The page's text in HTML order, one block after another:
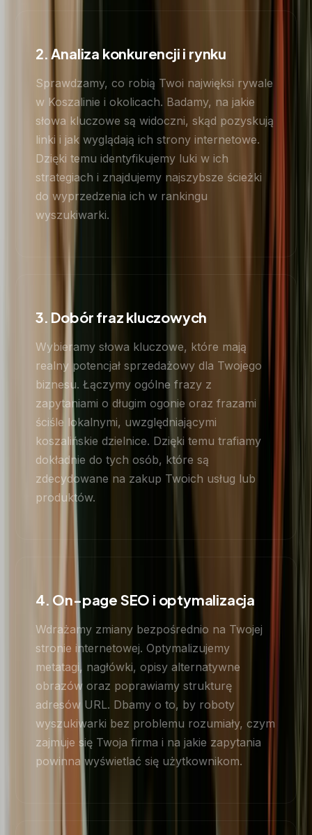
2. Analiza konkurencji i rynku
Sprawdzamy, co robią Twoi najwięksi rywale
w Koszalinie i okolicach. Badamy, na jakie
słowa kluczowe są widoczni, skąd pozyskują
linki i jak wyglądają ich strony internetowe.
Dzięki temu identyfikujemy luki w ich
strategiach i znajdujemy najszybsze ścieżki
do wyprzedzenia ich w rankingu
wyszukiwarki.
3. Dobór fraz kluczowych
Wybieramy słowa kluczowe, które mają
realny potencjał sprzedażowy dla Twojego
biznesu. Łączymy ogólne frazy z
zapytaniami o długim ogonie oraz frazami
ściśle lokalnymi, uwzględniającymi
koszalińskie dzielnice. Dzięki temu trafiamy
dokładnie do tych osób, które są
zdecydowane na zakup Twoich usług lub
produktów.
4. On-page SEO i optymalizacja
Wdrażamy zmiany bezpośrednio na Twojej
stronie internetowej. Optymalizujemy
metatagi, nagłówki, opisy alternatywne
obrazów oraz poprawiamy strukturę
adresów URL. Dbamy o to, by roboty
wyszukiwarki bez problemu rozumiały, czym
zajmuje się Twoja firma i na jakie zapytania
powinna wyświetlać się użytkownikom.